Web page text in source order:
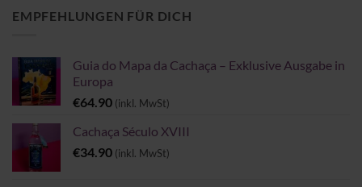
€32.90
EMPFEHLUNGEN FÜR DICH
Guia do Mapa da Cachaça – Exklusive Ausgabe in
Europa
€64.90 (inkl. MwSt)
Cachaça Século XVIII
€34.90 (inkl. MwSt)